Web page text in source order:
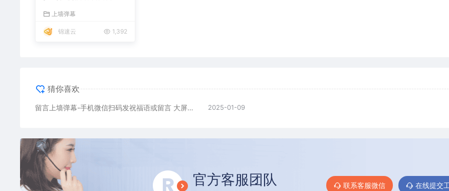
上墙弹幕
锦速云 1,392
猜你喜欢
留言上墙弹幕-手机微信扫码发祝福语或留言 大屏幕实时显示 2025-01-09
官方客服团队 联系客服微信 在线提交